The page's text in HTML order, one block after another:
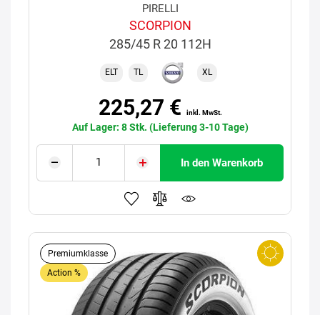
PIRELLI
SCORPION
285/45 R 20 112H
ELT TL XL
225,27 € inkl. MwSt.
Auf Lager: 8 Stk. (Lieferung 3-10 Tage)
In den Warenkorb
Premiumklasse
Action %